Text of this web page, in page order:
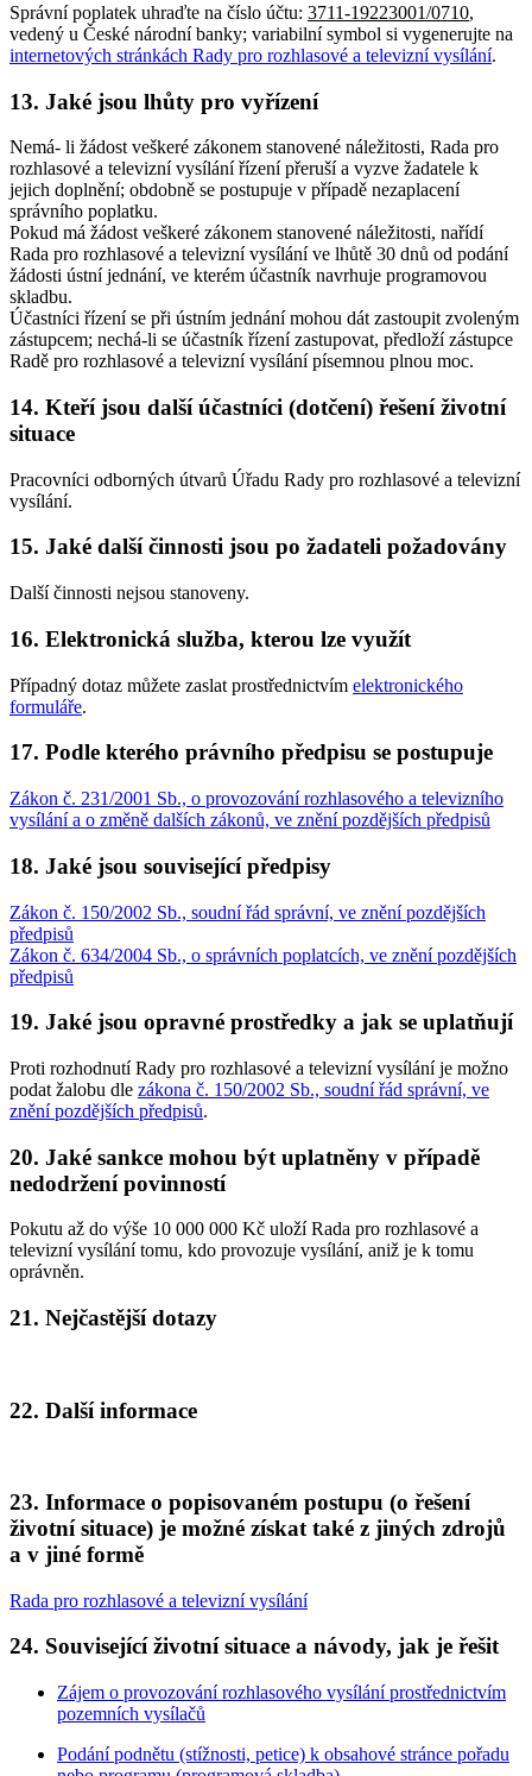
Správní poplatek uhraďte na číslo účtu: 3711-19223001/0710,
vedený u České národní banky; variabilní symbol si vygenerujte na
internetových stránkách Rady pro rozhlasové a televizní vysílání.
13. Jaké jsou lhůty pro vyřízení
Nemá- li žádost veškeré zákonem stanovené náležitosti, Rada pro
rozhlasové a televizní vysílání řízení přeruší a vyzve žadatele k
jejich doplnění; obdobně se postupuje v případě nezaplacení
správního poplatku.
Pokud má žádost veškeré zákonem stanovené náležitosti, nařídí
Rada pro rozhlasové a televizní vysílání ve lhůtě 30 dnů od podání
žádosti ústní jednání, ve kterém účastník navrhuje programovou
skladbu.
Účastníci řízení se při ústním jednání mohou dát zastoupit zvoleným
zástupcem; nechá-li se účastník řízení zastupovat, předloží zástupce
Radě pro rozhlasové a televizní vysílání písemnou plnou moc.
14. Kteří jsou další účastníci (dotčení) řešení životní
situace
Pracovníci odborných útvarů Úřadu Rady pro rozhlasové a televizní
vysílání.
15. Jaké další činnosti jsou po žadateli požadovány
Další činnosti nejsou stanoveny.
16. Elektronická služba, kterou lze využít
Případný dotaz můžete zaslat prostřednictvím elektronického
formuláře.
17. Podle kterého právního předpisu se postupuje
Zákon č. 231/2001 Sb., o provozování rozhlasového a televizního
vysílání a o změně dalších zákonů, ve znění pozdějších předpisů
18. Jaké jsou související předpisy
Zákon č. 150/2002 Sb., soudní řád správní, ve znění pozdějších
předpisů
Zákon č. 634/2004 Sb., o správních poplatcích, ve znění pozdějších
předpisů
19. Jaké jsou opravné prostředky a jak se uplatňují
Proti rozhodnutí Rady pro rozhlasové a televizní vysílání je možno
podat žalobu dle zákona č. 150/2002 Sb., soudní řád správní, ve
znění pozdějších předpisů.
20. Jaké sankce mohou být uplatněny v případě
nedodržení povinností
Pokutu až do výše 10 000 000 Kč uloží Rada pro rozhlasové a
televizní vysílání tomu, kdo provozuje vysílání, aniž je k tomu
oprávněn.
21. Nejčastější dotazy
22. Další informace
23. Informace o popisovaném postupu (o řešení
životní situace) je možné získat také z jiných zdrojů
a v jiné formě
Rada pro rozhlasové a televizní vysílání
24. Související životní situace a návody, jak je řešit
Zájem o provozování rozhlasového vysílání prostřednictvím
pozemních vysílačů
Podání podnětu (stížnosti, petice) k obsahové stránce pořadu